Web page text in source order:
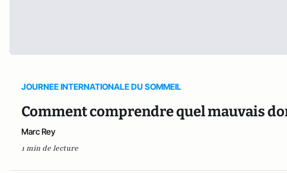
JOURNEE INTERNATIONALE DU SOMMEIL
Comment comprendre quel mauvais
Marc Rey
1 min de lecture